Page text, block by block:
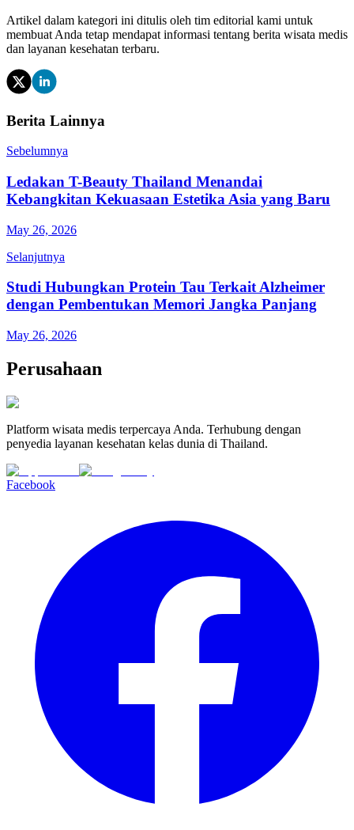
Artikel dalam kategori ini ditulis oleh tim editorial kami untuk
membuat Anda tetap mendapat informasi tentang berita wisata medis
dan layanan kesehatan terbaru.
Berita Lainnya
Sebelumnya
Ledakan T-Beauty Thailand Menandai
Kebangkitan Kekuasaan Estetika Asia yang Baru
May 26, 2026
Selanjutnya
Studi Hubungkan Protein Tau Terkait Alzheimer
dengan Pembentukan Memori Jangka Panjang
May 26, 2026
Perusahaan
Platform wisata medis terpercaya Anda. Terhubung dengan
penyedia layanan kesehatan kelas dunia di Thailand.
Facebook